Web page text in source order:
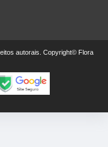
autorais. Copyright© Flora